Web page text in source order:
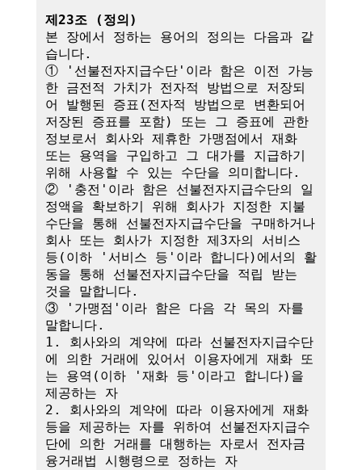
제23조 (정의)
본 장에서 정하는 용어의 정의는 다음과 같
습니다.
① '선불전자지급수단'이라 함은 이전 가능
한 금전적 가치가 전자적 방법으로 저장되
어 발행된 증표(전자적 방법으로 변환되어
저장된 증표를 포함) 또는 그 증표에 관한
정보로서 회사와 제휴한 가맹점에서 재화
또는 용역을 구입하고 그 대가를 지급하기
위해 사용할 수 있는 수단을 의미합니다.
② '충전'이라 함은 선불전자지급수단의 일
정액을 확보하기 위해 회사가 지정한 지불
수단을 통해 선불전자지급수단을 구매하거나
회사 또는 회사가 지정한 제3자의 서비스
등(이하 '서비스 등'이라 합니다)에서의 활
동을 통해 선불전자지급수단을 적립 받는
것을 말합니다.
③ '가맹점'이라 함은 다음 각 목의 자를
말합니다.
1. 회사와의 계약에 따라 선불전자지급수단
에 의한 거래에 있어서 이용자에게 재화 또
는 용역(이하 '재화 등'이라고 합니다)을
제공하는 자
2. 회사와의 계약에 따라 이용자에게 재화
등을 제공하는 자를 위하여 선불전자지급수
단에 의한 거래를 대행하는 자로서 전자금
융거래법 시행령으로 정하는 자